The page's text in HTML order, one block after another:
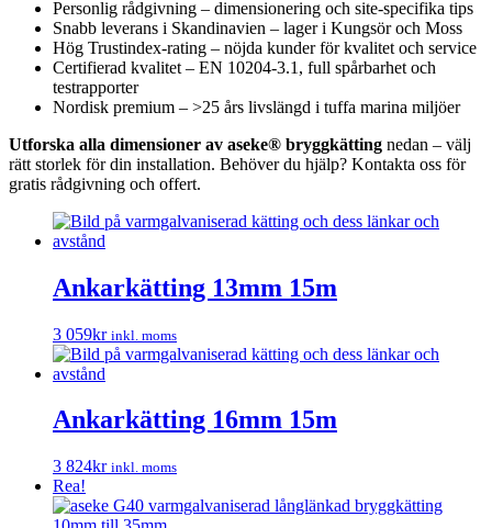
Personlig rådgivning – dimensionering och site-specifika tips
Snabb leverans i Skandinavien – lager i Kungsör och Moss
Hög Trustindex-rating – nöjda kunder för kvalitet och service
Certifierad kvalitet – EN 10204-3.1, full spårbarhet och
testrapporter
Nordisk premium – >25 års livslängd i tuffa marina miljöer
Utforska alla dimensioner av aseke® bryggkätting nedan – välj
rätt storlek för din installation. Behöver du hjälp? Kontakta oss för
gratis rådgivning och offert.
Ankarkätting 13mm 15m
3 059kr inkl. moms
Ankarkätting 16mm 15m
3 824kr inkl. moms
Rea!